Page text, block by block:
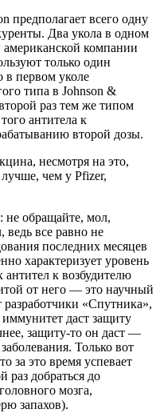
предполагает всего одну
Два укола в одном
компании
только один
в первом уколе
типа в Johnson &
раз тем же типом
антитела к
второй дозы.
несмотря на это,
чем у Pfizer,
обращайте, мол,
ведь все равно не
последних месяцев
характеризует уровень
к возбудителю
от него — это научный
«Спутника»,
иммунитет даст защиту
защиту-то он даст —
Только вот
за это время успевает
раз добраться до
мозга,
запахов).